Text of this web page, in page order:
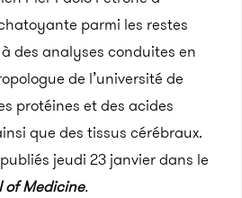
parmi les restes
des analyses conduites en
de l’université de
protéines et des acides
que des tissus cérébraux.
jeudi 23 janvier dans le
of Medicine.